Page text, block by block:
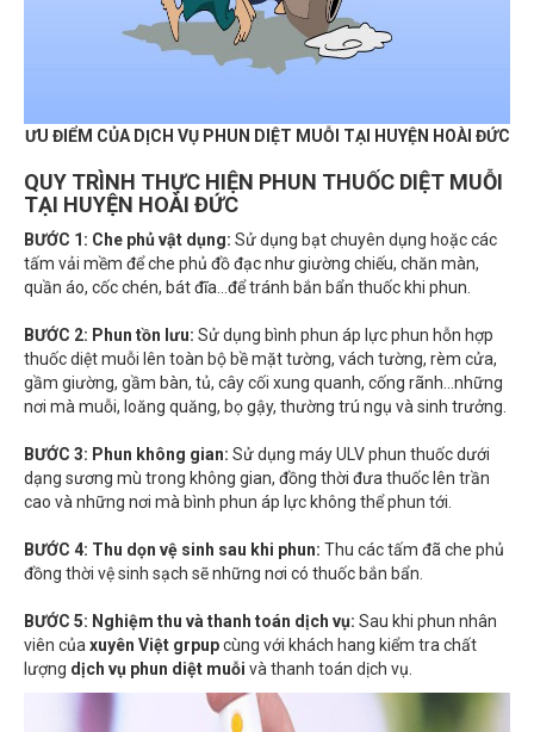
ƯU ĐIỂM CỦA DỊCH VỤ PHUN DIỆT MUỖI TẠI HUYỆNHOÀI ĐỨC
QUY TRÌNH THỰC HIỆN PHUN THUỐC DIỆT MUỖI
TẠI HUYỆNHOÀI ĐỨC
BƯỚC 1: Che phủ vật dụng:
tấm vải mềm để che phủ đồ đạc như giường chiếu, chăn màn,
quần áo, cốc chén, bát đĩa…để tránh bắn bẩn thuốc khi phun.
BƯỚC 2: Phun tồn lưu:
thuốc diệt muỗi lên toàn bộ bề mặt tường, vách tường, rèm cửa,
gầm giường, gầm bàn, tủ, cây cối xung quanh, cống rãnh…những
nơi mà muỗi, loăng quăng, bọ gậy, thường trú ngụ và sinh trưởng.
BƯỚC 3: Phun không gian:
dạng sương mù trong không gian, đồng thời đưa thuốc lên trần
cao và những nơi mà bình phun áp lực không thể phun tới.
BƯỚC 4: Thu dọn vệ sinh sau khi phun:
đồng thời vệ sinh sạch sẽ những nơi có thuốc bắn bẩn.
BƯỚC 5: Nghiệm thu và thanh toán dịch vụ:
viên của xuyênViệt grpupcùng với khách hang kiểm tra chất
lượngdịch vụ phun diệt muỗivà thanh toán dịch vụ.